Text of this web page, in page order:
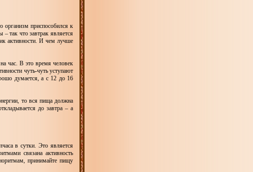
организм приспособился к
– так что завтрак является
активности. И чем лучше
час. В это время человек
чуть-чуть уступают
думается, а с 12 до 16
то вся пища должна
до завтра – а
в сутки. Это является
связана активность
принимайте пищу